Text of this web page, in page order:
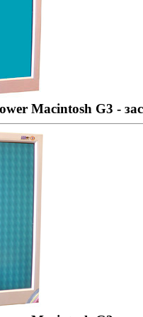
Macintosh G3 -